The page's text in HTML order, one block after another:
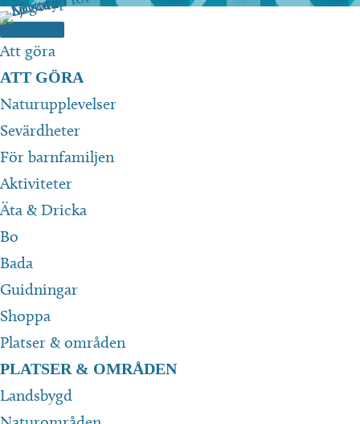
Hoppa
till
innehåll
Att göra
ATT GÖRA
Naturupplevelser
Sevärdheter
För barnfamiljen
Aktiviteter
Äta & Dricka
Bo
Bada
Guidningar
Shoppa
Platser & områden
PLATSER & OMRÅDEN
Landsbygd